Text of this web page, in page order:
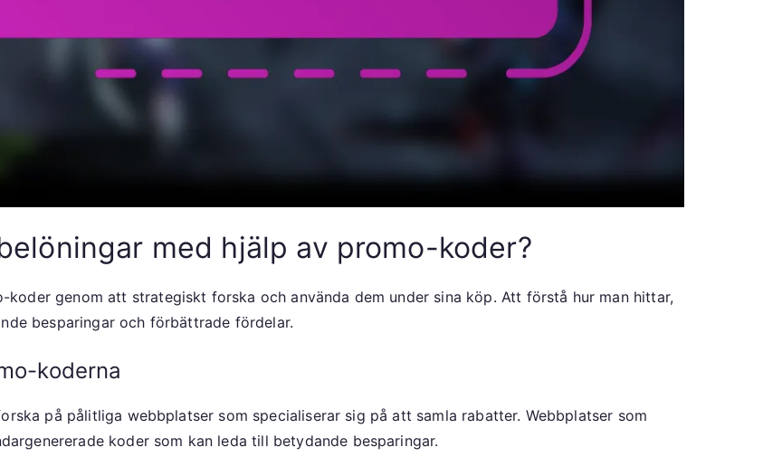
med hjälp av promo-koder?
genom att strategiskt forska och använda dem under sina köp. Att förstå hur man hittar,
besparingar och förbättrade fördelar.
koderna
på pålitliga webbplatser som specialiserar sig på att samla rabatter. Webbplatser som
koder som kan leda till betydande besparingar.